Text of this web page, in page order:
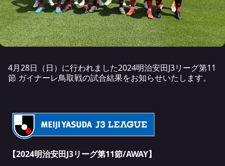
4月28日（日）に行われました2024明治安田J3リーグ第11
節 ガイナーレ鳥取戦の試合結果をお知らせいたします。
【2024明治安田J3リーグ第11節/AWAY】